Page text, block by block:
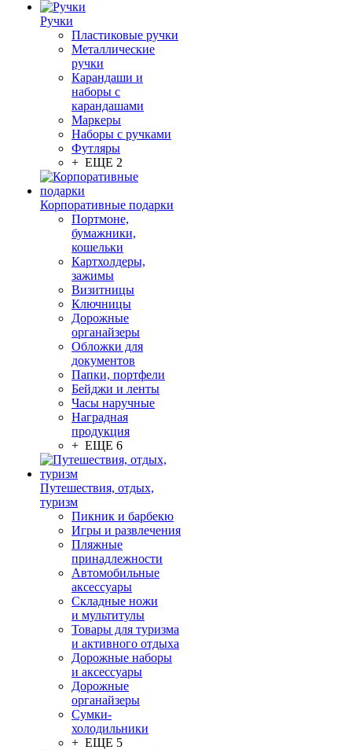
Ручки
Пластиковые ручки
Металлические
ручки
Карандаши и
наборы с
карандашами
Маркеры
Наборы с ручками
Футляры
+ ЕЩЕ 2
Корпоративные подарки
Портмоне,
бумажники,
кошельки
Картхолдеры,
зажимы
Визитницы
Ключницы
Дорожные
органайзеры
Обложки для
документов
Папки, портфели
Бейджи и ленты
Часы наручные
Наградная
продукция
+ ЕЩЕ 6
Путешествия, отдых,
туризм
Пикник и барбекю
Игры и развлечения
Пляжные
принадлежности
Автомобильные
аксессуары
Складные ножи
и мультитулы
Товары для туризма
и активного отдыха
Дорожные наборы
и аксессуары
Дорожные
органайзеры
Сумки-
холодильники
+ ЕЩЕ 5